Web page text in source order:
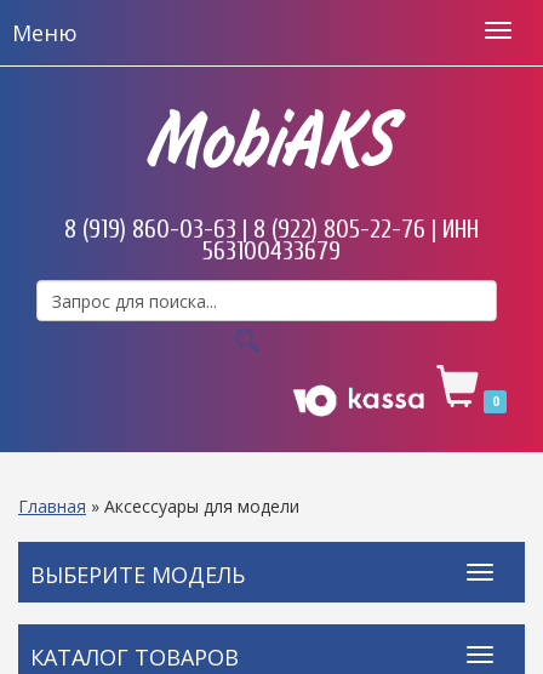
Меню
MobiAKS
8 (919) 860-03-63 | 8 (922) 805-22-76 | ИНН
563100433679
0
Главная » Аксессуары для модели
ВЫБЕРИТЕ МОДЕЛЬ
КАТАЛОГ ТОВАРОВ